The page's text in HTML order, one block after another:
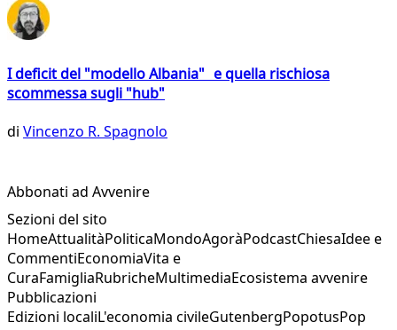
I deficit del "modello Albania" e quella rischiosa
scommessa sugli "hub"
di Vincenzo R. Spagnolo
Abbonati ad Avvenire
Sezioni del sito
HomeAttualitàPoliticaMondoAgoràPodcastChiesaIdee e
CommentiEconomiaVita e
CuraFamigliaRubricheMultimediaEcosistema avvenire
Pubblicazioni
Edizioni localiL'economia civileGutenbergPopotusPop